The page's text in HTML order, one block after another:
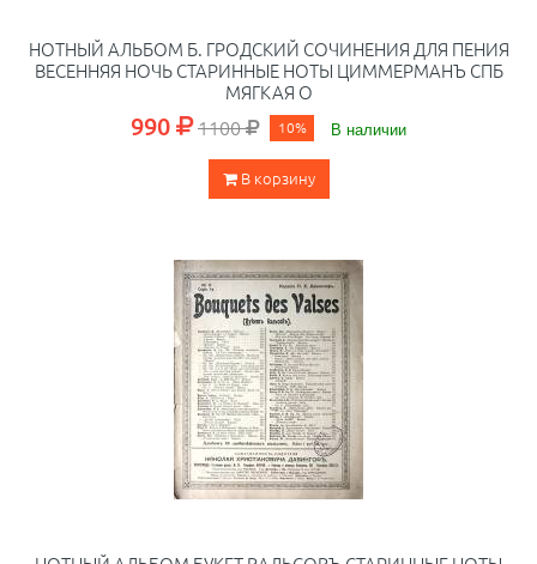
НОТНЫЙ АЛЬБОМ Б. ГРОДСКИЙ СОЧИНЕНИЯ ДЛЯ ПЕНИЯ
ВЕСЕННЯЯ НОЧЬ СТАРИННЫЕ НОТЫ ЦИММЕРМАНЪ СПБ
МЯГКАЯ О
990 1100 10% В наличии
В корзину